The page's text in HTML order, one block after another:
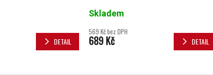
DETAIL
Skladem
569 Kč bez DPH
689 Kč DETAIL